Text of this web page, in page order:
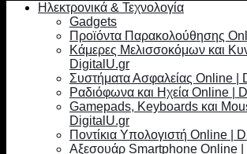
Ηλεκτρονικά & Τεχνολογία
Gadgets
Προϊόντα Παρακολούθησης
Κάμερες Μελισσοκόμων και
DigitalU.gr
Συστήματα Ασφαλείας Online |
Ραδιόφωνα και Ηχεία Online |
Gamepads, Keyboards και
DigitalU.gr
Ποντίκια Υπολογιστή Online |
Αξεσουάρ Smartphone Online